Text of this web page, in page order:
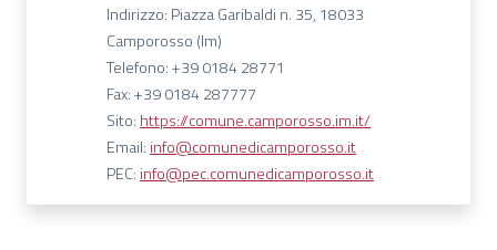
Indirizzo: Piazza Garibaldi n. 35, 18033
Camporosso (Im)
Telefono: +39 0184 28771
Fax: +39 0184 287777
Sito: https://comune.camporosso.im.it/
Email: info@comunedicamporosso.it
PEC: info@pec.comunedicamporosso.it